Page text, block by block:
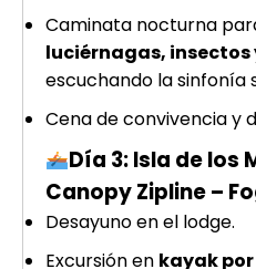
Caminata nocturna
luciérnagas, insectos
escuchando la sinfonía
Cena de convivencia y
Día 3: Isla de los
Canopy Zipline –
Desayuno en el lodge.
Excursión en kayak por